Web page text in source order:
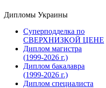
Дипломы Украины
Суперподделка по
СВЕРХНИЗКОЙ ЦЕНЕ
Диплом магистра
(1999-2026 г.)
Диплом бакалавра
(1999-2026 г.)
Диплом специалиста